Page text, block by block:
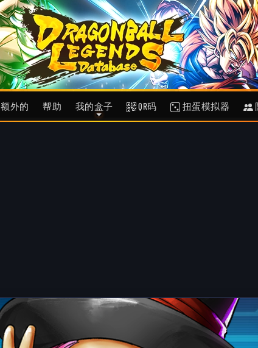
额外的 帮助 我的盒子 QR码 扭蛋模拟器